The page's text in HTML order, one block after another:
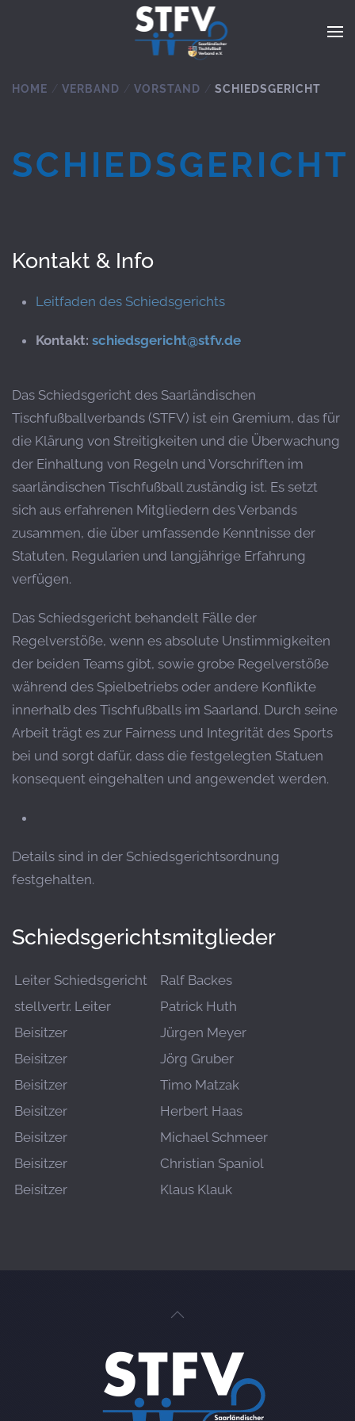
Zum Hauptinhalt springen
HOME VERBAND VORSTAND SCHIEDSGERICHT
SCHIEDSGERICHT
Kontakt & Info
Leitfaden des Schiedsgerichts
Kontakt: schiedsgericht@stfv.de
Das Schiedsgericht des Saarländischen
Tischfußballverbands (STFV) ist ein Gremium, das für
die Klärung von Streitigkeiten und die Überwachung
der Einhaltung von Regeln und Vorschriften im
saarländischen Tischfußball zuständig ist. Es setzt
sich aus erfahrenen Mitgliedern des Verbands
zusammen, die über umfassende Kenntnisse der
Statuten, Regularien und langjährige Erfahrung
verfügen.
Das Schiedsgericht behandelt Fälle der
Regelverstöße, wenn es absolute Unstimmigkeiten
der beiden Teams gibt, sowie grobe Regelverstöße
während des Spielbetriebs oder andere Konflikte
innerhalb des Tischfußballs im Saarland. Durch seine
Arbeit trägt es zur Fairness und Integrität des Sports
bei und sorgt dafür, dass die festgelegten Statuen
konsequent eingehalten und angewendet werden.
Details sind in der Schiedsgerichtsordnung
festgehalten.
Schiedsgerichtsmitglieder
Leiter Schiedsgericht
Ralf Backes
stellvertr. Leiter
Patrick Huth
Beisitzer
Jürgen Meyer
Beisitzer
Jörg Gruber
Beisitzer
Timo Matzak
Beisitzer
Herbert Haas
Beisitzer
Michael Schmeer
Beisitzer
Christian Spaniol
Beisitzer
Klaus Klauk